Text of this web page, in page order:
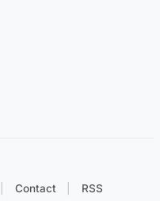
Contact RSS